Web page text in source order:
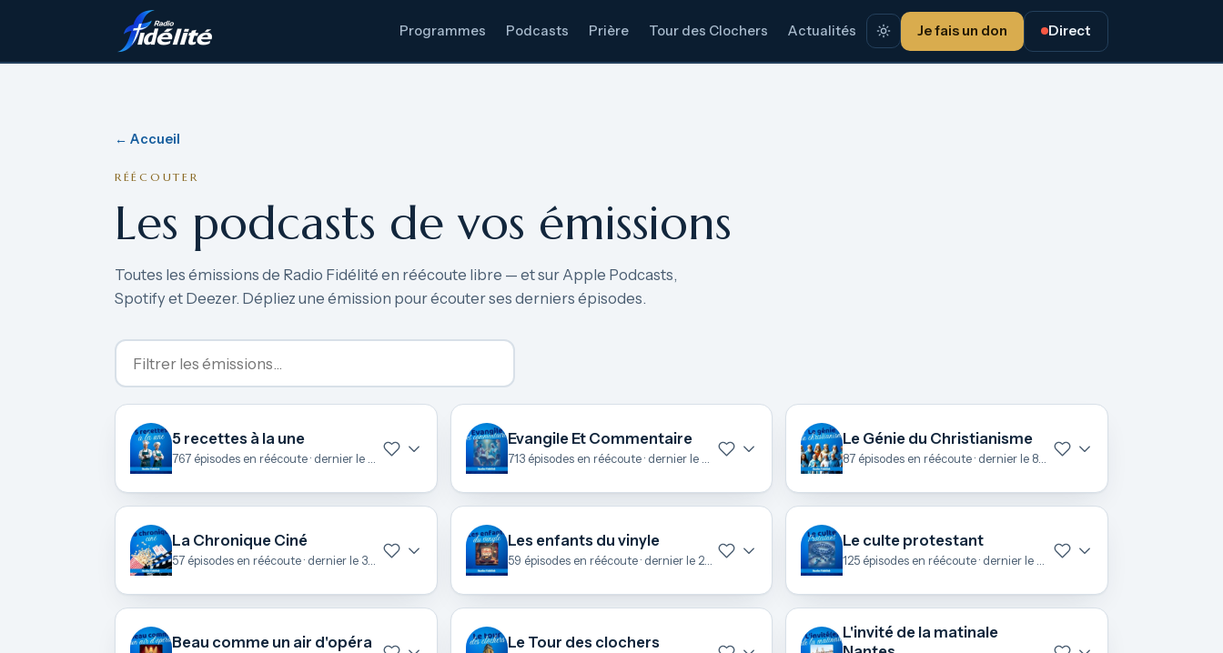
Programmes Podcasts Prière Tour des Clochers Actualités Je fais un don Direct
← Accueil
RÉÉCOUTER
Les podcasts de vos émissions
Toutes les émissions de Radio Fidélité en réécoute libre — et sur Apple Podcasts,
Spotify et Deezer. Dépliez une émission pour écouter ses derniers épisodes.
5 recettes à la une Evangile Et Commentaire Le Génie du Christianisme
La Chronique Ciné Les enfants du vinyle
59 épisodes en réécoute · dernier le 28 juin
Le culte protestant
Beau comme un air d'opéra Le Tour des clochers
L'invité de la matinale